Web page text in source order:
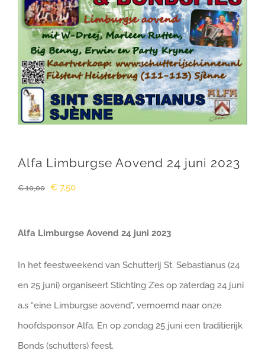
Winkelwagen
Alfa Limburgse Aovend 24 juni 2023
€10,00 Oorspronkelijke
was:
€ 7,50Huidige
Alfa Limburgse Aovend 24 juni 2023
In het feestweekend van Schutterij St. Sebastianus (24
en 25 juni) organiseert Stichting Z’es op zaterdag 24 juni
a.s “eine Limburgse aovend”, vernoemd naar onze
hoofdsponsor Alfa. En op zondag 25 juni een traditierijk
Bonds (schutters) feest.